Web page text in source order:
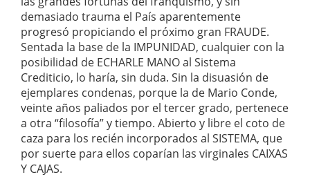
demasiado trauma el País aparentemente
progresó propiciando el próximo gran FRAUDE.
Sentada la base de la IMPUNIDAD, cualquier con la
posibilidad de ECHARLE MANO al Sistema
Crediticio, lo haría, sin duda. Sin la disuasión de
ejemplares condenas, porque la de Mario Conde,
veinte años paliados por el tercer grado, pertenece
a otra “filosofía” y tiempo. Abierto y libre el coto de
caza para los recién incorporados al SISTEMA, que
por suerte para ellos coparían las virginales CAIXAS
Y CAJAS.